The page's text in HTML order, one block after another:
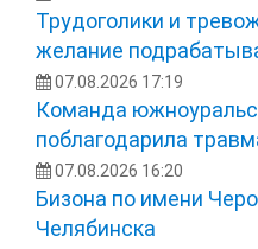
Трудоголики и
желание
07.08.2026 17:19
Команда
поблагодарила
07.08.2026 16:20
Бизона по имени
Челябинска